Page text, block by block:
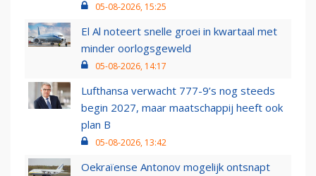
05-08-2026, 15:25
El Al noteert snelle groei in kwartaal met
minder oorlogsgeweld
05-08-2026, 14:17
Lufthansa verwacht 777-9’s nog steeds
begin 2027, maar maatschappij heeft ook
plan B
05-08-2026, 13:42
Oekraïense Antonov mogelijk ontsnapt